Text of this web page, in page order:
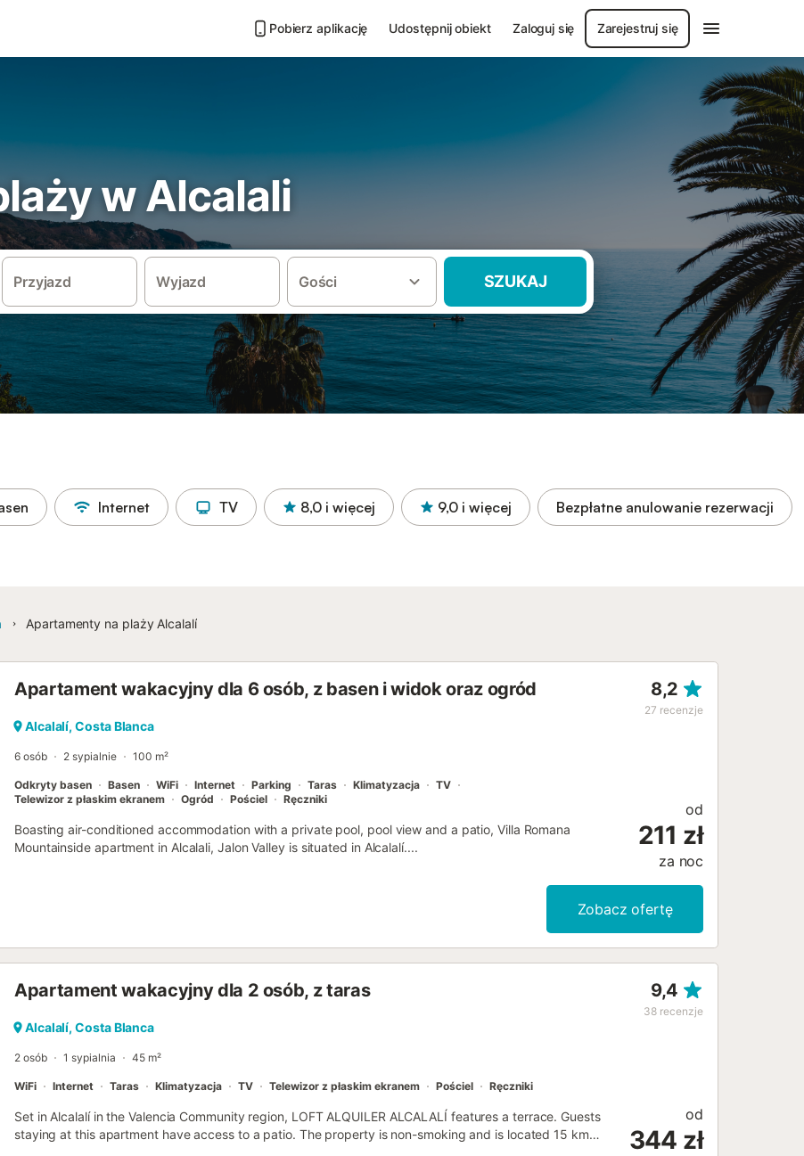
Pobierz aplikację Udostępnij obiekt Zaloguj się Zarejestruj się
w Alcalali
Przyjazd Wyjazd Gości SZUKAJ
Internet TV 8,0 i więcej 9,0 i więcej Bezpłatne anulowanie rezerwacji
Apartamenty na plaży Alcalalí
Apartament wakacyjny dla 6 osób, z basen i widok oraz ogród 8,2
27 recenzje
Alcalalí, Costa Blanca
6 osób 2 sypialnie 100 m²
Odkryty basen Basen WiFi Internet Parking Taras Klimatyzacja
TV
Telewizor z płaskim ekranem
Ogród Pościel Ręczniki
Boasting air-conditioned accommodation with a private pool, pool view and a patio, Villa Romana
Mountainside apartment in Alcalali, Jalon Valley is situated in Alcalalí....
od
211 zł
za noc
Zobacz ofertę
Apartament wakacyjny dla 2 osób, z taras 9,4
38 recenzje
Alcalalí, Costa Blanca
2 osób 1 sypialnia 45 m²
WiFi Internet Taras Klimatyzacja TV Telewizor z płaskim ekranem Pościel Ręczniki
Set in Alcalalí in the Valencia Community region, LOFT ALQUILER ALCALALÍ features a terrace. Guests
staying at this apartment have access to a patio. The property is non-smoking and is located 15 km
od
344 zł